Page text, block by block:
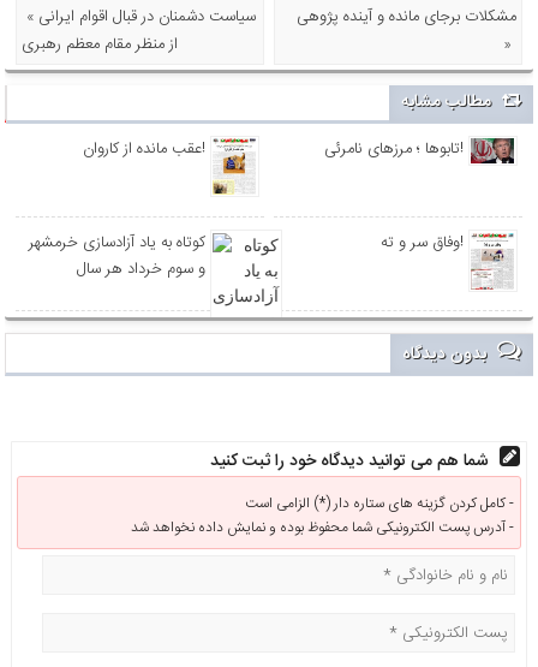
مشکلات برجای مانده و آینده پژوهی
»
« سیاست دشمنان در قبال اقوام ایرانی
از منظر مقام معظم رهبری
مطالب مشابه
تابوها ؛ مرزهای نامرئی! عقب مانده از کاروان!
وفاق سر و ته!
کوتاه به یاد آزادسازی خرمشهر
و سوم خرداد هر سال
بدون دیدگاه
کامل کردن گزینه های ستاره دار (*) الزامی است -
آدرس پست الکترونیکی شما محفوظ بوده و نمایش داده نخواهد شد -